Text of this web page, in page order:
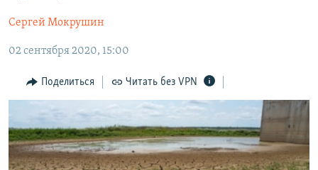
ВернутсяИНТЕРАКТИВ
ИНФОГРАФИКА
ТЕЛЕПРОЕКТ КРЫМ.РЕАЛИИ
СОВЕТЫ ПРАВОЗАЩИТНИКОВ
ПРОПАВШИЕ БЕЗ ВЕСТИ
ПОБЕДИТЕЛЕЙ НЕ СУДЯТ?
РАДІО СВОБОДА
КАК ОБОЙТИ БЛОКИРОВКУ
Qırımtatar
ПРИСОЕДИНЯЙТЕСЬ!
Сергей Мокрушин
02 сентября 2020, 15:00
Поделиться Читать без VPN